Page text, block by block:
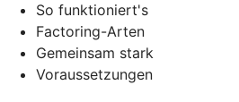
So funktioniert's
Factoring-Arten
Gemeinsam stark
Voraussetzungen